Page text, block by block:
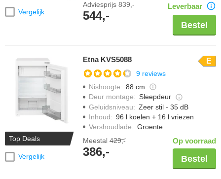
Vergelijk
Adviesprijs 839,-
544,-
Leverbaar
Bestel
Top Deals
Vergelijk
Etna KVS5088 E
9 reviews
Nishoogte: 88 cm
Deur montage: Sleepdeur
Geluidsniveau: Zeer stil - 35 dB
Inhoud: 96 l koelen + 16 l vriezen
Vershoudlade: Groente
Meestal 429,-
386,-
Op voorraad
Bestel